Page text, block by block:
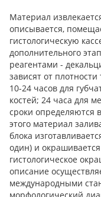
Материал
описывается,
гистологическую
дополнительного
реагентами -
зависят от
10-24 часов для
костей; 24 часа для
сроки определяются
этого материал
блока
один) и
гистологическое
описание
международными